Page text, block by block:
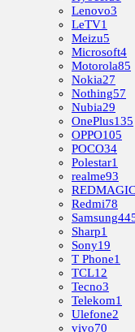
Lenovo3
LeTV1
Meizu5
Microsoft4
Motorola85
Nokia27
Nothing57
Nubia29
OnePlus135
OPPO105
POCO34
Polestar1
realme93
Redmi78
Samsung
Sharp1
Sony19
T Phone1
TCL12
Tecno3
Telekom1
Ulefone2
vivo70